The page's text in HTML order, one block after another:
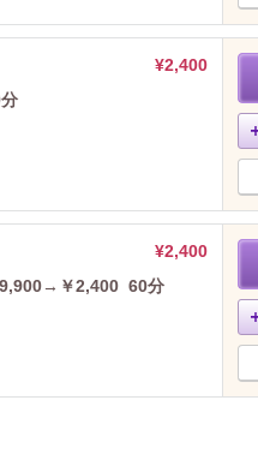
¥2,400
¥2,400
9,900→￥2,400 60分